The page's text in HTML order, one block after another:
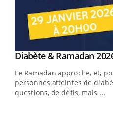
Youtube
Diabète & Ramadan
Le Ramadan approche, et,
personnes atteintes de
questions, de défis, mais ...